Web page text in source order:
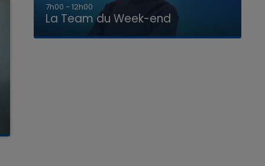
16h00 - 20h00
La Team du Week-end